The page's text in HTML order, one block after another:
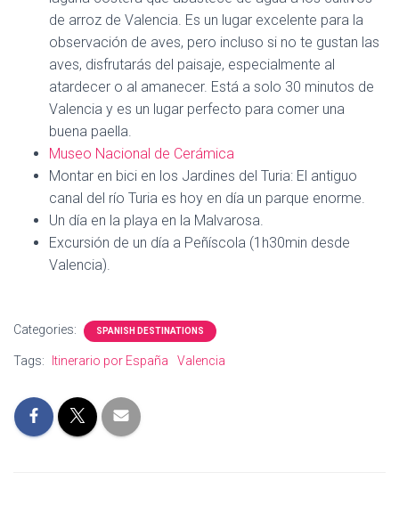
de arroz de Valencia. Es un lugar excelente para la
observación de aves, pero incluso si no te gustan las
aves, disfrutarás del paisaje, especialmente al
atardecer o al amanecer. Está a solo 30 minutos de
Valencia y es un lugar perfecto para comer una
buena paella.
Museo Nacional de Cerámica
Montar en bici en los Jardines del Turia: El antiguo
canal del río Turia es hoy en día un parque enorme.
Un día en la playa en la Malvarosa.
Excursión de un día a Peñíscola (1h30min desde
Valencia).
Categories: SPANISH DESTINATIONS
Tags: Itinerario por España Valencia